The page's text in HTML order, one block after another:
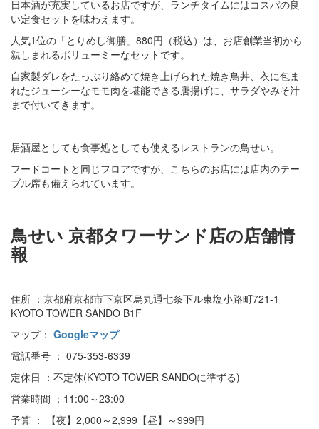
日本酒が充実しているお店ですが、ランチタイムにはコスパの良
い定食セットを味わえます。
人気1位の「とりめし御膳」880円（税込）は、お店創業当初から
親しまれるボリューミーなセットです。
自家製ダレをたっぷり絡めて焼き上げられた焼き鳥丼、衣に包ま
れたジューシーなモモ肉を堪能できる唐揚げに、サラダやみそ汁
まで付いてきます。
居酒屋としても食事処としても使えるレストランの鳥せい。
フードコートと同じフロアですが、こちらのお店には店内のテー
ブル席も備えられています。
鳥せい 京都タワーサンド店の店舗情
報
住所 ：京都府京都市下京区烏丸通七条下ル東塩小路町721-1
KYOTO TOWER SANDO B1F
マップ： Googleマップ
電話番号 ： 075-353-6339
定休日 ：不定休(KYOTO TOWER SANDOに準ずる)
営業時間 ：11:00～23:00
予算 ： 【夜】2,000～2,999【昼】～999円